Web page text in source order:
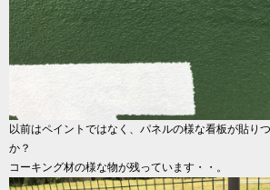
以前はペイントではなく、パネルの様な看板が貼り
か？
コーキング材の様な物が残っています・・。